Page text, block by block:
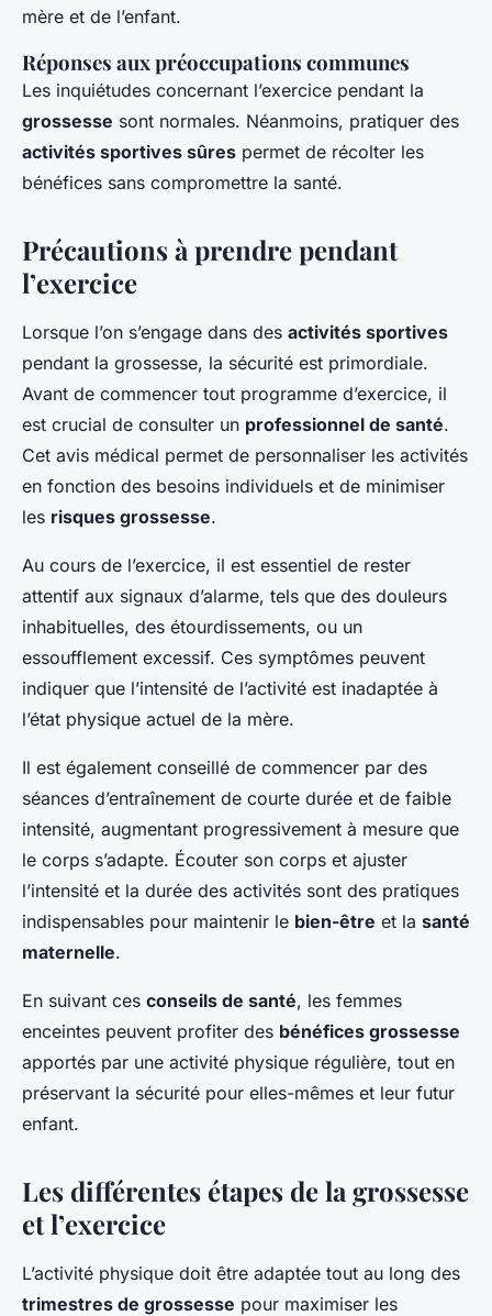
mère et de l’enfant.
Réponses aux préoccupations communes
Les inquiétudes concernant l’exercice pendant la
grossesse sont normales. Néanmoins, pratiquer des
activités sportives sûres permet de récolter les
bénéfices sans compromettre la santé.
Précautions à prendre pendant
l’exercice
Lorsque l’on s’engage dans des activités sportives
pendant la grossesse, la sécurité est primordiale.
Avant de commencer tout programme d’exercice, il
est crucial de consulter un professionnel de santé.
Cet avis médical permet de personnaliser les activités
en fonction des besoins individuels et de minimiser
les risques grossesse.
Au cours de l’exercice, il est essentiel de rester
attentif aux signaux d’alarme, tels que des douleurs
inhabituelles, des étourdissements, ou un
essoufflement excessif. Ces symptômes peuvent
indiquer que l’intensité de l’activité est inadaptée à
l’état physique actuel de la mère.
Il est également conseillé de commencer par des
séances d’entraînement de courte durée et de faible
intensité, augmentant progressivement à mesure que
le corps s’adapte. Écouter son corps et ajuster
l’intensité et la durée des activités sont des pratiques
indispensables pour maintenir le bien-être et la santé
maternelle.
En suivant ces conseils de santé, les femmes
enceintes peuvent profiter des bénéfices grossesse
apportés par une activité physique régulière, tout en
préservant la sécurité pour elles-mêmes et leur futur
enfant.
Les différentes étapes de la grossesse
et l’exercice
L’activité physique doit être adaptée tout au long des
trimestres de grossesse pour maximiser les